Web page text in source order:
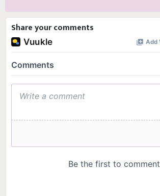
Share your comments